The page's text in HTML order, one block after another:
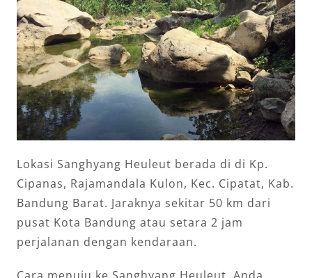
Lokasi Sanghyang Heuleut berada di di Kp.
Cipanas, Rajamandala Kulon, Kec. Cipatat, Kab.
Bandung Barat. Jaraknya sekitar 50 km dari
pusat Kota Bandung atau setara 2 jam
perjalanan dengan kendaraan.